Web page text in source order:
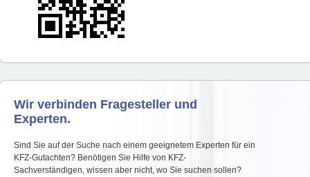
Wir verbinden Fragesteller und
Experten.
Sind Sie auf der Suche nach einem geeignetem Experten für ein
KFZ-Gutachten? Benötigen Sie Hilfe von KFZ-
Sachverständigen, wissen aber nicht, wo Sie suchen sollen?